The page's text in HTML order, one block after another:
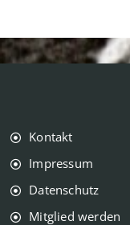
Kontakt
Impressum
Datenschutz
Mitglied werden